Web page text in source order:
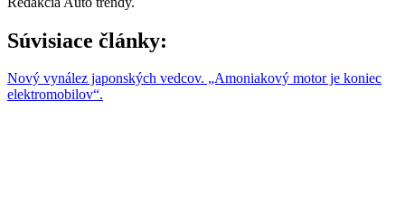
Súvisiace články:
Nový vynález japonských vedcov. „Amoniakový motor je koniec
elektromobilov“.